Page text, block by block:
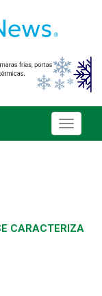
Toggle
CARACTERIZA